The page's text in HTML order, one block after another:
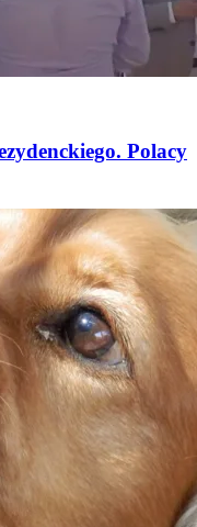
Polacy